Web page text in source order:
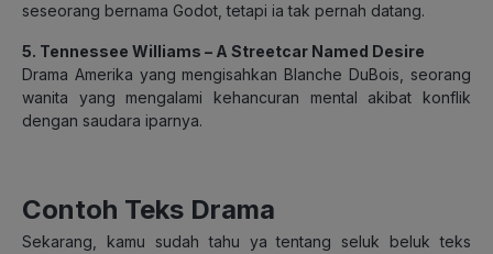
seseorang bernama Godot, tetapi ia tak pernah datang.
5. Tennessee Williams – A Streetcar Named Desire
Drama Amerika yang mengisahkan Blanche DuBois, seorang
wanita yang mengalami kehancuran mental akibat konflik
dengan saudara iparnya.
Contoh Teks Drama
Sekarang, kamu sudah tahu ya tentang seluk beluk teks